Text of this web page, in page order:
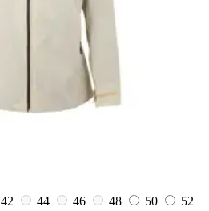
42 44 46 48 50
52